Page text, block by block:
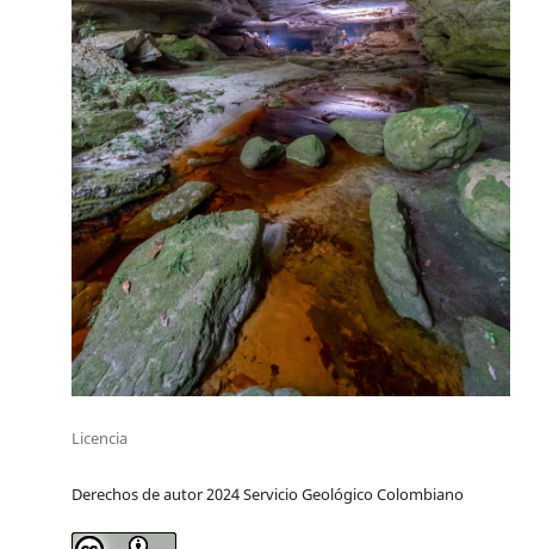
Licencia
Derechos de autor 2024 Servicio Geológico Colombiano